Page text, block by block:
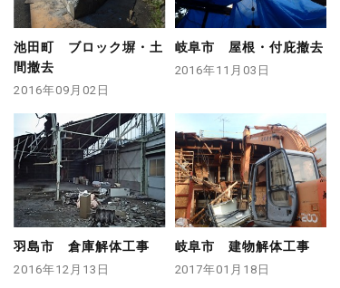
池田町 ブロック塀・土
間撤去
2016年09月02日
岐阜市 屋根・付庇撤去
2016年11月03日
羽島市 倉庫解体工事
2016年12月13日
岐阜市 建物解体工事
2017年01月18日